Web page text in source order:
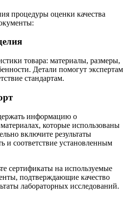
процедуры оценки качества
товара: материалы, размеры,
Детали помогут экспертам
стандартам.
информацию о
которые использованы
включите результаты
и соответствие установленным
сертификаты на используемые
подтверждающие качество
лабораторных исследований.